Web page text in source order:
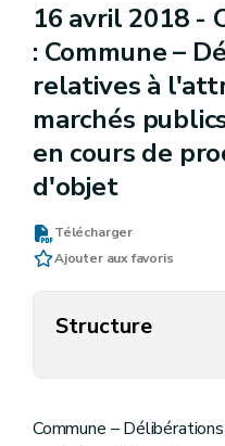
16 avril 2018 -
: Commune –
relatives à
marchés
en cours de
d'objet
Télécharger
Ajouter aux favoris
Structure
Commune –